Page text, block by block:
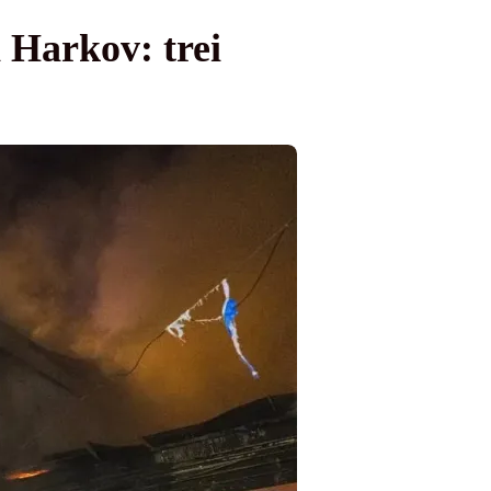
Harkov: trei